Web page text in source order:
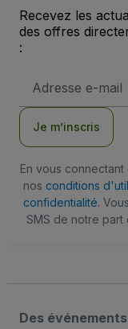
Recevez les
des offres
:
e-
Je m’inscris
En vous
nos conditions
confidentialité.
SMS de notre
Des